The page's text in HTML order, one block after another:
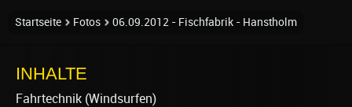
Startseite Fotos 06.09.2012 - Fischfabrik - Hanstholm
INHALTE
Fahrtechnik (Windsurfen)